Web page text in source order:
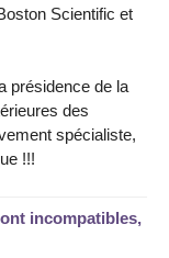
Scientific et
présidence de la
des
spécialiste,
!!!
incompatibles,